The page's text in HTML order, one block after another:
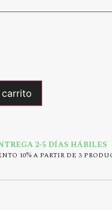
carrito
2-5 DÍAS HÁBILES
10% A PARTIR DE 3